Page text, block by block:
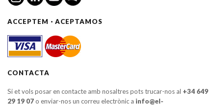
ACCEPTEM · ACEPTAMOS
CONTACTA
Si et vols posar en contacte amb nosaltres pots trucar-nos al +34 649
29 19 07o enviar-nos un correu electrònic a info@el-